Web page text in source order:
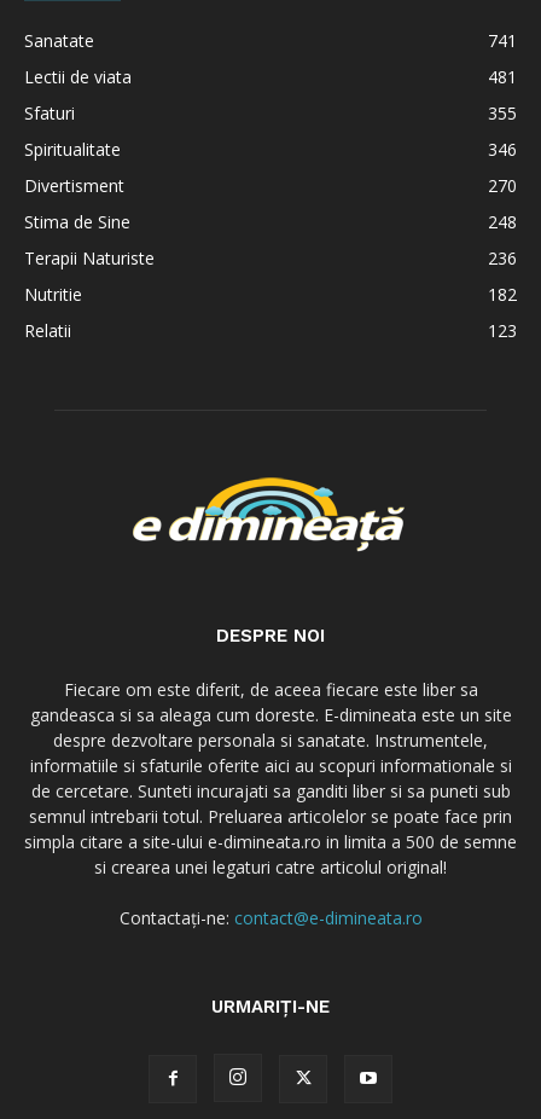
Sanatate
741
Lectii de viata
481
Sfaturi
355
Spiritualitate
346
Divertisment
270
Stima de Sine
248
Terapii Naturiste
236
Nutritie
182
Relatii
123
DESPRE NOI
Fiecare om este diferit, de aceea fiecare este liber sa
gandeasca si sa aleaga cum doreste. E-dimineata este un site
despre dezvoltare personala si sanatate. Instrumentele,
informatiile si sfaturile oferite aici au scopuri informationale si
de cercetare. Sunteti incurajati sa ganditi liber si sa puneti sub
semnul intrebarii totul. Preluarea articolelor se poate face prin
simpla citare a site-ului e-dimineata.ro in limita a 500 de semne
si crearea unei legaturi catre articolul original!
Contactați-ne: contact@e-dimineata.ro
URMARIȚI-NE